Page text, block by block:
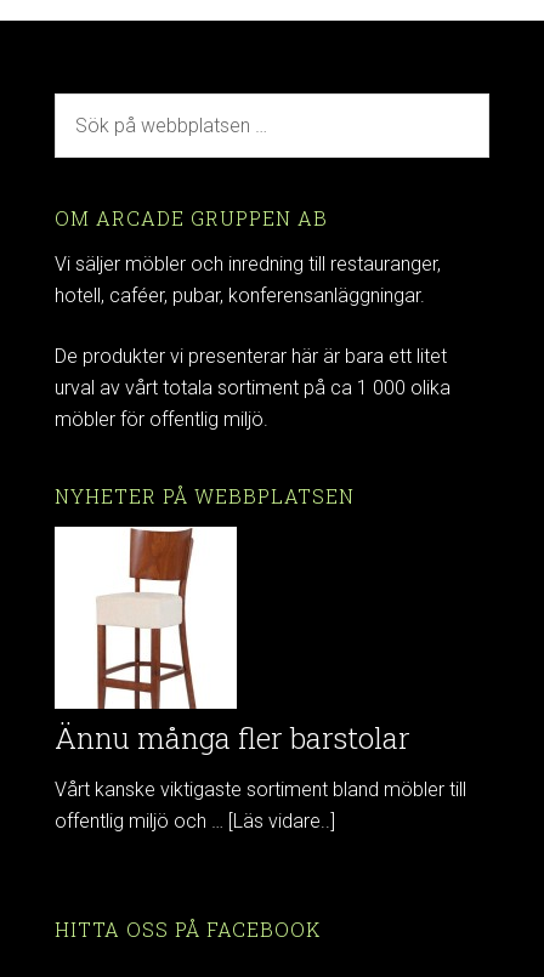
OM ARCADE GRUPPEN AB
Vi säljer möbler och inredning till restauranger,
hotell, caféer, pubar, konferensanläggningar.
De produkter vi presenterar här är bara ett litet
urval av vårt totala sortiment på ca 1 000 olika
möbler för offentlig miljö.
NYHETER PÅ WEBBPLATSEN
Ännu många fler barstolar
Vårt kanske viktigaste sortiment bland möbler till
offentlig miljö och … [Läs vidare..]
HITTA OSS PÅ FACEBOOK